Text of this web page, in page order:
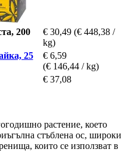
200
€ 30,49 (€ 448,38 /
kg)
25
€ 6,59
(€ 146,44 / kg)
€ 37,08
растение, което
стъблена ос, широки
които се използват в